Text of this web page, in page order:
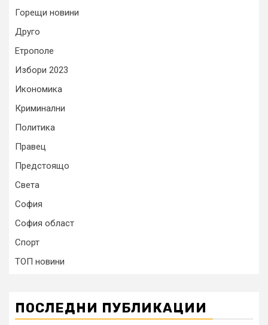
Горещи новини
Друго
Етрополе
Избори 2023
Икономика
Криминални
Политика
Правец
Предстоящо
Света
София
София област
Спорт
ТОП новини
ПОСЛЕДНИ ПУБЛИКАЦИИ